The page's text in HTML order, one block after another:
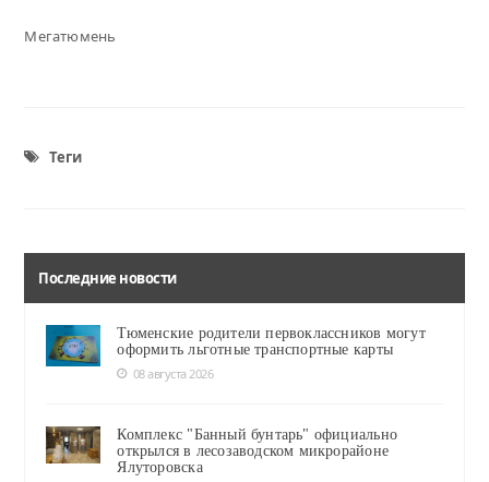
Мегатюмень
Теги
Последние новости
Тюменские родители первоклассников могут
оформить льготные транспортные карты
08 августа 2026
Комплекс "Банный бунтарь" официально
открылся в лесозаводском микрорайоне
Ялуторовска